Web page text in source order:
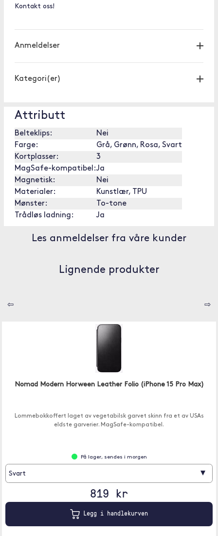
Kontakt oss!
Anmeldelser
Kategori(er)
Attributt
Belteklips:
Nei
Farge:
Grå, Grønn, Rosa, Svart
Kortplasser:
3
MagSafe-kompatibel:Ja
Magnetisk:
Nei
Materialer:
Kunstlær, TPU
Mønster:
To-tone
Trådløs ladning:
Ja
Les anmeldelser fra våre kunder
Lignende produkter
⇦ ⇨
Nomad Modern Horween Leather Folio (iPhone 15 Pro Max)
Lommebokkoffert laget av vegetabilsk garvet skinn fra et av USAs
eldste garverier. MagSafe-kompatibel.
På lager, sendes i morgen
Svart ▾
819 kr
Legg i handlekurven